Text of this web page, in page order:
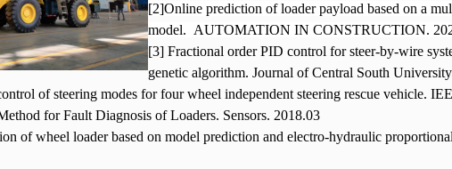
[2]Online prediction of loader payload based on a
model. AUTOMATION IN CONSTRUCTION.
[3] Fractional order PID control for steer-by-wire
genetic algorithm. Journal of Central South
of steering modes for four wheel independent steering rescue vehicle.
for Fault Diagnosis of Loaders. Sensors. 2018.03
of wheel loader based on model prediction and electro-hydraulic